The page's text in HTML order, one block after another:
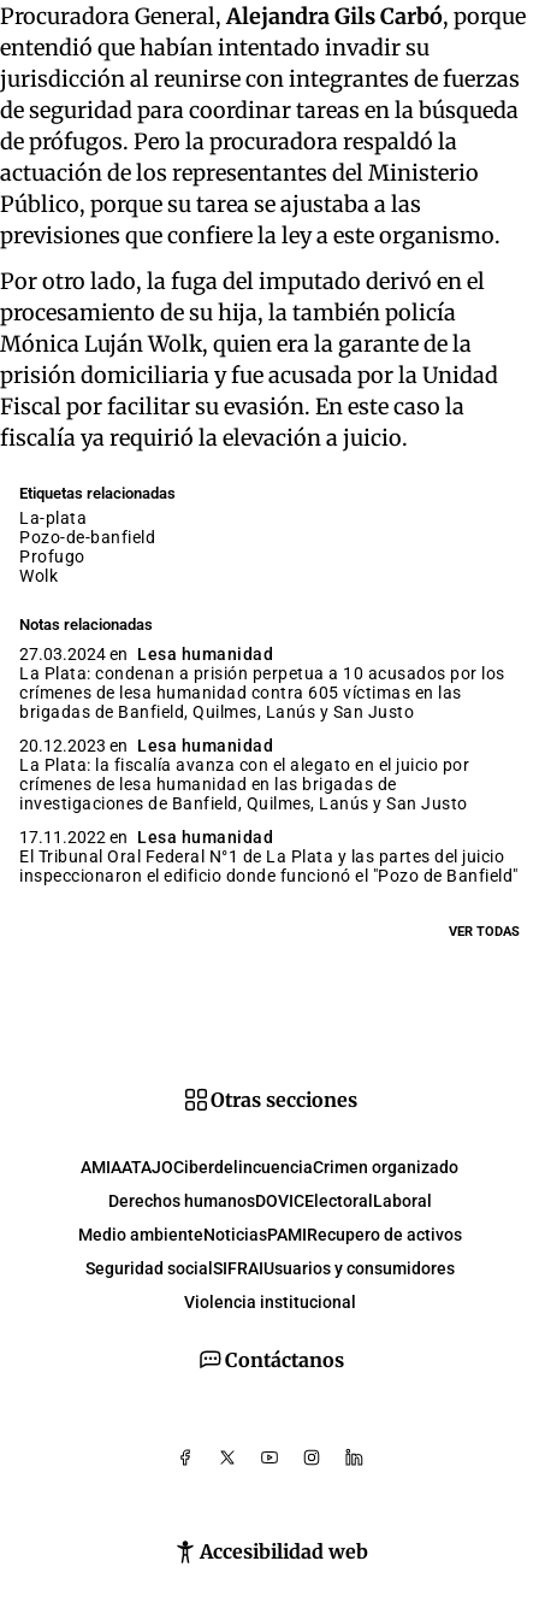
Procuradora General,Alejandra Gils Carbó, porque
entendió que habían intentado invadir su
jurisdicción al reunirse con integrantes de fuerzas
de seguridad para coordinar tareas en la búsqueda
de prófugos. Pero la procuradora respaldó la
actuación de los representantes del Ministerio
Público, porque su tarea se ajustaba a las
previsiones que confiere la ley a este organismo.
Por otro lado, la fuga del imputado derivó en el
procesamiento de su hija, la también policía
Mónica Luján Wolk, quien era la garante de la
prisión domiciliaria y fue acusada por la Unidad
Fiscal por facilitar su evasión. En este caso la
fiscalía ya requirió la elevación a juicio.
Etiquetas relacionadas
la-plata
pozo-de-banfield
profugo
wolk
Notas relacionadas
27.03.2024 en
Lesa humanidad
La Plata: condenan a prisión perpetua a 10 acusados por los
crímenes de lesa humanidad contra 605 víctimas en las
brigadas de Banfield, Quilmes, Lanús y San Justo
20.12.2023 en
Lesa humanidad
La Plata: la fiscalía avanza con el alegato en el juicio por
crímenes de lesa humanidad en las brigadas de
investigaciones de Banfield, Quilmes, Lanús y San Justo
17.11.2022 en
Lesa humanidad
El Tribunal Oral Federal N°1 de La Plata y las partes del juicio
inspeccionaron el edificio donde funcionó el "Pozo de Banfield"
VER TODAS
Contáctanos
Accesibilidad web
Otras secciones
AMIAATAJOCiberdelincuenciaCrimen organizado
Derechos humanosDOVICElectoral Laboral
Medio ambienteNoticiasPAMIRecupero de activos
Seguridad social SIFRAIUsuarios y consumidores
Violencia institucional